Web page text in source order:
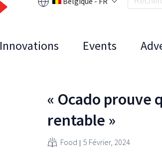
Innovations Events
« Ocado prouve
rentable »
Food 5 Février, 2024